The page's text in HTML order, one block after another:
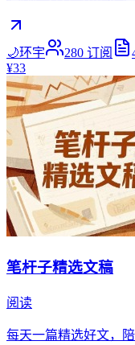
🌙环宇 280 订阅
¥33
笔杆子精选文稿
阅读
每天一篇精选好文，